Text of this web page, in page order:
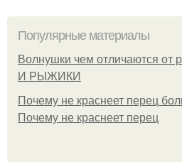
Популярные материалы
Волнушки чем отличаются
И РЫЖИКИ
Почему не краснеет перец
Почему не краснеет перец